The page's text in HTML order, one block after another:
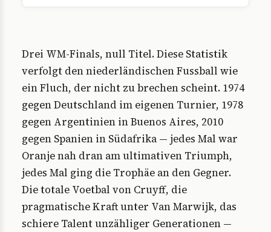
Drei WM-Finals, null Titel. Diese Statistik
verfolgt den niederländischen Fussball wie
ein Fluch, der nicht zu brechen scheint. 1974
gegen Deutschland im eigenen Turnier, 1978
gegen Argentinien in Buenos Aires, 2010
gegen Spanien in Südafrika — jedes Mal war
Oranje nah dran am ultimativen Triumph,
jedes Mal ging die Trophäe an den Gegner.
Die totale Voetbal von Cruyff, die
pragmatische Kraft unter Van Marwijk, das
schiere Talent unzähliger Generationen —